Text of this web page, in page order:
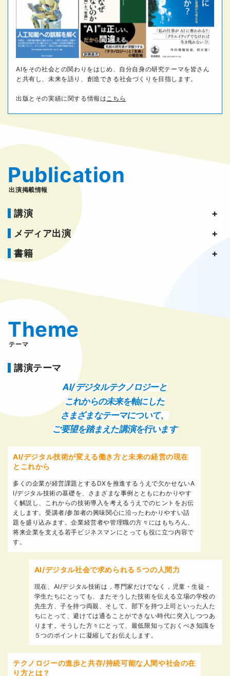
AIをその社会との関わりをはじめ、自分自身の研究テーマを皆さん
と共有し、未来を語り、創造できる社会づくりを目指します。
出版とその実績に関する情報はこちら
Publication
出演掲載情報
講演
メディア出演
書籍
Theme
テーマ
講演テーマ
AI/ デジタルテクノロジーと
これからの未来を軸にした
さまざまなテーマについて、
ご要望を踏まえた講演を行います
AI/デジタル技術が変える働き方と未来の経営の現在
とこれから
多くの企業が経営課題とするDXを推進するうえで欠かせないA
I/デジタル技術の基礎を、さまざまな事例とともにわかりやす
く解説し、これからの技術導入を考えるうえでのヒントをお伝
えします。受講者/参加者の興味関心に沿ったわかりやすい話
題を盛り込みます。企業経営者や管理職の方々にはもちろん、
将来企業を支える若手ビジネスマンにとっても役に立つ内容で
す。
AI/デジタル社会で求められる５つの人間力
現在、AI/デジタル技術は，専門家だけでなく，児童・生徒・
学生たちにとっても、またそうした技術を伝える立場の学校の
先生方、子を持つ両親、そして、部下を持つ上司といった人た
ちにとって、避けては通ることができない時代に突入しつつあ
ります。そうした方々にとって、最低限知っておくべき知識を
５つのポイントに凝縮してお伝えします。
テクノロジーの進歩と共存/持続可能な人間や社会の在
り方とは？